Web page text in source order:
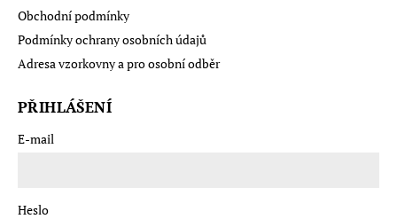
Obchodní podmínky
Podmínky ochrany osobních údajů
Adresa vzorkovny a pro osobní odběr
PŘIHLÁŠENÍ
E-mail
Heslo